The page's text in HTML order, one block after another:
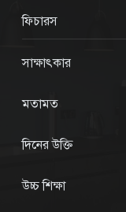
ফিচারস
সাক্ষাৎকার
মতামত
দিনের উক্তি
উচ্চ শিক্ষা